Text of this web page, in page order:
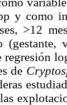
y como
>12
regresión
de